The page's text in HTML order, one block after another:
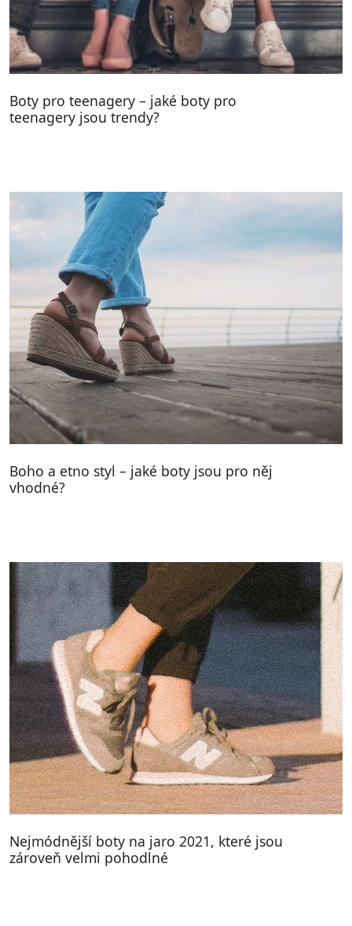
Boty pro teenagery – jaké boty pro
teenagery jsou trendy?
Boho a etno styl – jaké boty jsou pro něj
vhodné?
Nejmódnější boty na jaro 2021, které jsou
zároveň velmi pohodlné